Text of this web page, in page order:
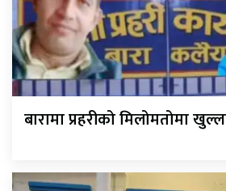
बारामा प्रहरीको मिलोमतोमा